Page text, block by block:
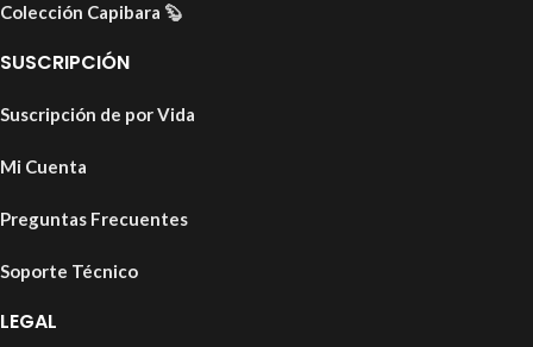
Colección Capibara 🦫
SUSCRIPCIÓN
Suscripción de por Vida
Mi Cuenta
Preguntas Frecuentes
Soporte Técnico
LEGAL